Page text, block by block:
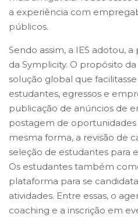
a experiência com
públicos.
Sendo assim, a IES adotou,
da Symplicity. O propósito
solução global que
estudantes, egressos e
publicação de anúncios de
postagem de
mesma forma, a revisão de
seleção de estudantes para
Os estudantes também
plataforma para se
atividades. Entre essas, o
coaching e a inscrição em